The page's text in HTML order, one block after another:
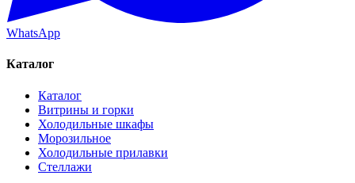
WhatsApp
Каталог
Каталог
Витрины и горки
Холодильные шкафы
Морозильное
Холодильные прилавки
Стеллажи